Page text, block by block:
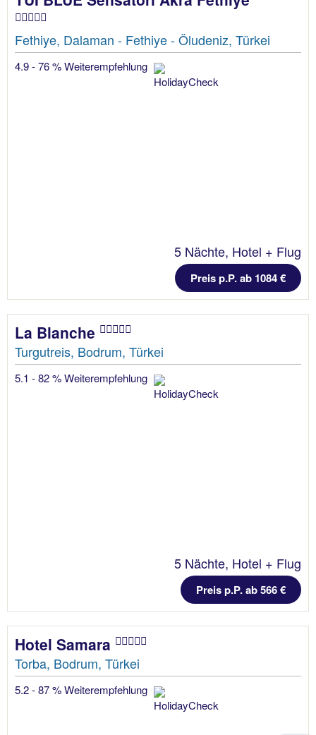
Fethiye, Dalaman - Fethiye - Öludeniz, Türkei
4.9 - 76 % Weiterempfehlung
5 Nächte, Hotel + Flug
Preis p.P. ab 1084 €
La Blanche
Turgutreis, Bodrum, Türkei
5.1 - 82 % Weiterempfehlung
5 Nächte, Hotel + Flug
Preis p.P. ab 566 €
Hotel Samara
Torba, Bodrum, Türkei
5.2 - 87 % Weiterempfehlung